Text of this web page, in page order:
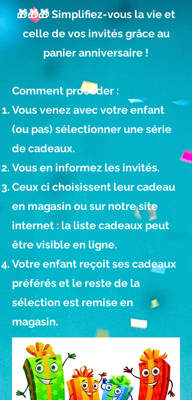
🎁🎁🎁 Simplifiez-vous la vie et
celle de vos invités grâce au
panier anniversaire !
Comment procéder :
Vous venez avec votre enfant
(ou pas) sélectionner une série
de cadeaux.
Vous en informez les invités.
Ceux ci choisissent leur cadeau
en magasin ou sur notre site
internet : la liste cadeaux peut
être visible en ligne.
Votre enfant reçoit ses cadeaux
préférés et le reste de la
sélection est remise en
magasin.